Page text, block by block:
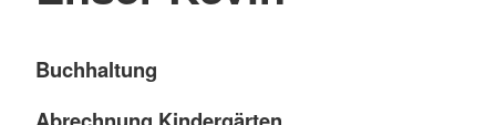
Buchhaltung